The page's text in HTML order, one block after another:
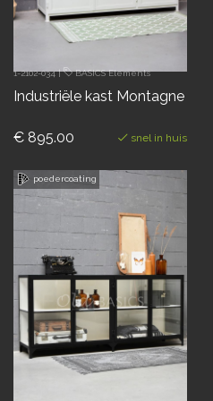
1-2102-034| BASICS Elements
Industriële kast Montagne
€ 895.00 snel in huis
poedercoating